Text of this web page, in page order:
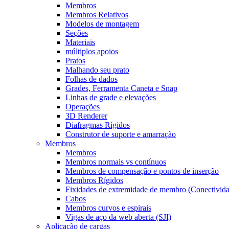
Membros
Membros Relativos
Modelos de montagem
Seções
Materiais
múltiplos apoios
Pratos
Malhando seu prato
Folhas de dados
Grades, Ferramenta Caneta e Snap
Linhas de grade e elevações
Operações
3D Renderer
Diafragmas Rígidos
Construtor de suporte e amarração
Membros
Membros
Membros normais vs contínuos
Membros de compensação e pontos de inserção
Membros Rígidos
Fixidades de extremidade de membro
Cabos
Membros curvos e espirais
Vigas de aço da web aberta (SJI)
Aplicação de cargas